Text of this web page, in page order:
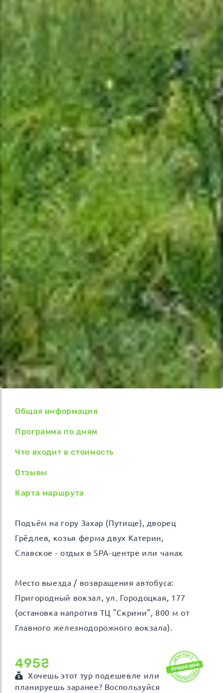
Общая информация
Программа по дням
Что входит в стоимость
Отзывы
Карта маршрута
Подъём на гору Захар (Путище), дворец
Грёдлев, козья ферма двух Катерин,
Славское - отдых в SPA-центре или чанах
Место выезда / возвращения автобуса:
Пригородный вокзал, ул. Городоцкая, 177
(остановка напротив ТЦ "Скрини", 800 м от
Главного железнодорожного вокзала).
495₴
Хочешь этот тур подешевле или
планируешь заранее? Воспользуйся